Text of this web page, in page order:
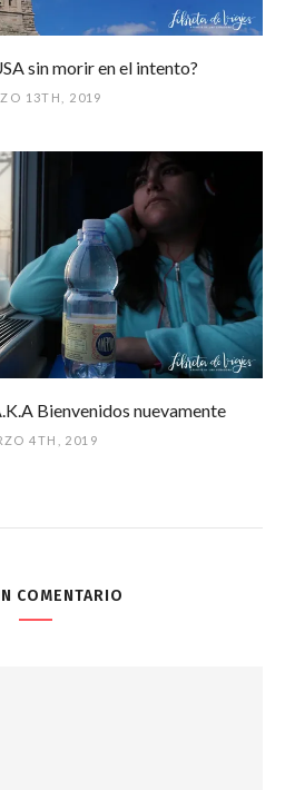
sin morir en el intento?
13TH, 2019
Bienvenidos nuevamente
4TH, 2019
COMENTARIO